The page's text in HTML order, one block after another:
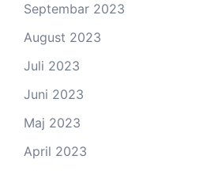
Septembar 2023
August 2023
Juli 2023
Juni 2023
Maj 2023
April 2023